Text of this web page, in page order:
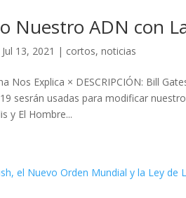
Nuestro ADN con
Jul 13, 2021 | cortos,noticias
Nos Explica × DESCRIPCIÓN: Bill
sesrán usadas para modificar
y El Hombre...